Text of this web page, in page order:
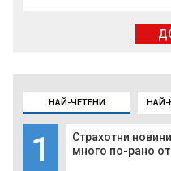
НАЙ-ЧЕТЕНИ
1
Страхотни
много по-рано